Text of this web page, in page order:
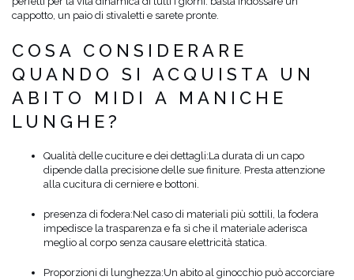
cappotto, un paio di stivaletti e sarete pronte.
COSA CONSIDERARE
QUANDO SI ACQUISTA UN
ABITO MIDI A MANICHE
LUNGHE?
Qualità delle cuciture e dei dettagli:La durata di un capo
dipende dalla precisione delle sue finiture. Presta attenzione
alla cucitura di cerniere e bottoni.
presenza di fodera:Nel caso di materiali più sottili, la fodera
impedisce la trasparenza e fa sì che il materiale aderisca
meglio al corpo senza causare elettricità statica.
Proporzioni di lunghezza:Un abito al ginocchio può accorciare